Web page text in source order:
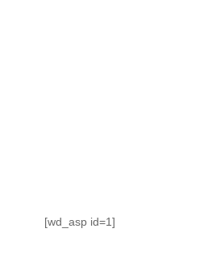
[wd_asp id=1]